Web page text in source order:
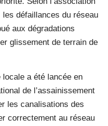
défaillances du réseau
aux dégradations
glissement de terrain de
a été lancée en
de l’assainissement
les canalisations des
correctement au réseau